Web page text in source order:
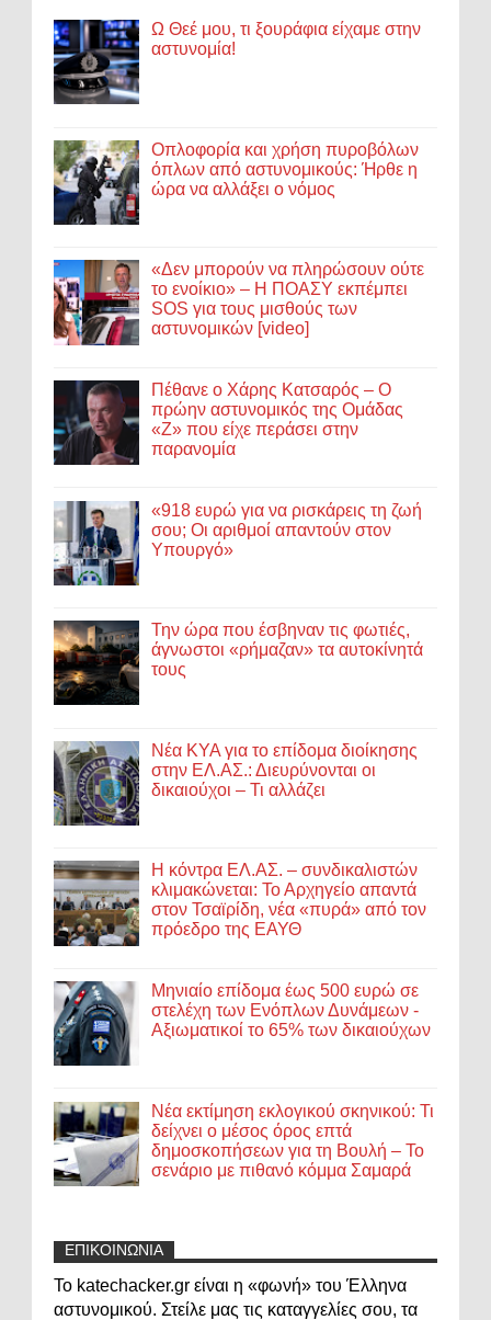
Ω Θεέ μου, τι ξουράφια είχαμε στην
αστυνομία!
Οπλοφορία και χρήση πυροβόλων
όπλων από αστυνομικούς: Ήρθε η
ώρα να αλλάξει ο νόμος
«Δεν μπορούν να πληρώσουν ούτε
το ενοίκιο» – Η ΠΟΑΣΥ εκπέμπει
SOS για τους μισθούς των
αστυνομικών [video]
Πέθανε ο Χάρης Κατσαρός – Ο
πρώην αστυνομικός της Ομάδας
«Ζ» που είχε περάσει στην
παρανομία
«918 ευρώ για να ρισκάρεις τη ζωή
σου; Οι αριθμοί απαντούν στον
Υπουργό»
Την ώρα που έσβηναν τις φωτιές,
άγνωστοι «ρήμαζαν» τα αυτοκίνητά
τους
Νέα ΚΥΑ για το επίδομα διοίκησης
στην ΕΛ.ΑΣ.: Διευρύνονται οι
δικαιούχοι – Τι αλλάζει
Η κόντρα ΕΛ.ΑΣ. – συνδικαλιστών
κλιμακώνεται: Το Αρχηγείο απαντά
στον Τσαϊρίδη, νέα «πυρά» από τον
πρόεδρο της ΕΑΥΘ
Μηνιαίο επίδομα έως 500 ευρώ σε
στελέχη των Ενόπλων Δυνάμεων -
Αξιωματικοί το 65% των δικαιούχων
Νέα εκτίμηση εκλογικού σκηνικού: Τι
δείχνει ο μέσος όρος επτά
δημοσκοπήσεων για τη Βουλή – Το
σενάριο με πιθανό κόμμα Σαμαρά
ΕΠΙΚΟΙΝΩΝΙΑ
Το katechacker.gr είναι η «φωνή» του Έλληνα
αστυνομικού. Στείλε μας τις καταγγελίες σου, τα